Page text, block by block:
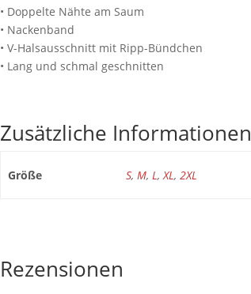
• Doppelte Nähte am Saum
• Nackenband
• V-Halsausschnitt mit Ripp-Bündchen
• Lang und schmal geschnitten
Zusätzliche Informationen
Größe S, M, L,XL, 2XL
Rezensionen